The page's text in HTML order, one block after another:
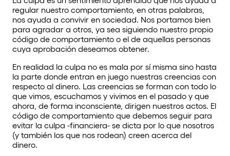
regular nuestro comportamiento, en otras palabras,
nos ayuda a convivir en sociedad. Nos portamos bien
para agradar a otros, ya sea siguiendo nuestro propio
código de comportamiento o el de aquellas personas
cuya aprobación deseamos obtener.
En realidad la culpa no es mala por sí misma sino hasta
la parte donde entran en juego nuestras creencias con
respecto al dinero. Las creencias se forman con todo lo
que vimos, escuchamos y vivimos en el pasado y que
ahora, de forma inconsciente, dirigen nuestros actos. El
código de comportamiento que debemos seguir para
evitar la culpa -financiera- se dicta por lo que nosotros
(y también los que nos rodean) creen acerca del
dinero.